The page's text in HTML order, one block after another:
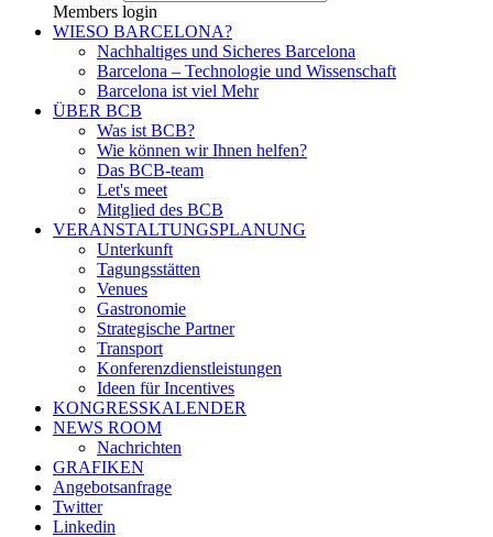
Members login
WIESO BARCELONA?
Nachhaltiges und Sicheres Barcelona
Barcelona – Technologie und Wissenschaft
Barcelona ist viel Mehr
ÜBER BCB
Was ist BCB?
Wie können wir Ihnen helfen?
Das BCB-team
Let's meet
Mitglied des BCB
VERANSTALTUNGSPLANUNG
Unterkunft
Tagungsstätten
Venues
Gastronomie
Strategische Partner
Transport
Konferenzdienstleistungen
Ideen für Incentives
KONGRESSKALENDER
NEWS ROOM
Nachrichten
GRAFIKEN
Angebotsanfrage
Twitter
Linkedin